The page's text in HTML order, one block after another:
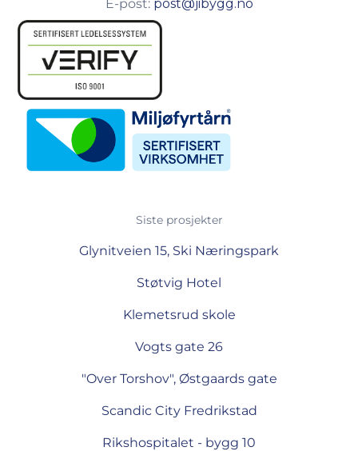
E-post: post@jibygg.no
Siste prosjekter
Glynitveien 15, Ski Næringspark
Støtvig Hotel
Klemetsrud skole
Vogts gate 26
"Over Torshov", Østgaards gate
Scandic City Fredrikstad
Rikshospitalet - bygg 10